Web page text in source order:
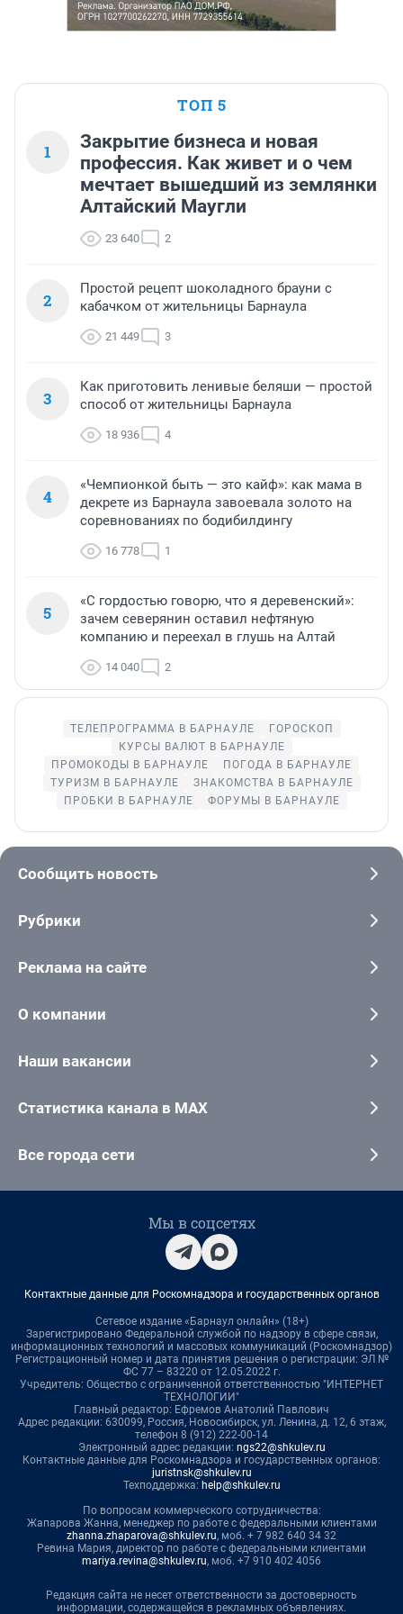
ТОП 5
1
Закрытие бизнеса и новая
профессия. Как живет и о чем
мечтает вышедший из землянки
Алтайский Маугли
23 640 2
2
Простой рецепт шоколадного брауни с
кабачком от жительницы Барнаула
21 449 3
3
Как приготовить ленивые беляши — простой
способ от жительницы Барнаула
18 936 4
4
«Чемпионкой быть — это кайф»: как мама в
декрете из Барнаула завоевала золото на
соревнованиях по бодибилдингу
16 778 1
5
«С гордостью говорю, что я деревенский»:
зачем северянин оставил нефтяную
компанию и переехал в глушь на Алтай
14 040 2
ТЕЛЕПРОГРАММА В БАРНАУЛЕ
ГОРОСКОП
КУРСЫ ВАЛЮТ В БАРНАУЛЕ
ПРОМОКОДЫ В БАРНАУЛЕ
ПОГОДА В БАРНАУЛЕ
ТУРИЗМ В БАРНАУЛЕ
ЗНАКОМСТВА В БАРНАУЛЕ
ПРОБКИ В БАРНАУЛЕ
ФОРУМЫ В БАРНАУЛЕ
Сообщить новость
Рубрики
Реклама на сайте
О компании
Наши вакансии
Статистика канала в MAX
Все города сети
Мы в соцсетях
Контактные данные для Роскомнадзора и государственных органов
Сетевое издание «Барнаул онлайн» (18+)
Зарегистрировано Федеральной службой по надзору в сфере связи,
информационных технологий и массовых коммуникаций (Роскомнадзор)
Регистрационный номер и дата принятия решения о регистрации: ЭЛ №
ФС 77 – 83220 от 12.05.2022 г.
Учредитель: Общество с ограниченной ответственностью "ИНТЕРНЕТ
ТЕХНОЛОГИИ"
Главный редактор: Ефремов Анатолий Павлович
Адрес редакции: 630099, Россия, Новосибирск, ул. Ленина, д. 12, 6 этаж,
телефон 8 (912) 222-00-14
Электронный адрес редакции: ngs22@shkulev.ru
Контактные данные для Роскомнадзора и государственных органов:
juristnsk@shkulev.ru
Техподдержка: help@shkulev.ru
По вопросам коммерческого сотрудничества:
Жапарова Жанна, менеджер по работе с федеральными клиентами
zhanna.zhaparova@shkulev.ru, моб. + 7 982 640 34 32
Ревина Мария, директор по работе с федеральными клиентами
mariya.revina@shkulev.ru, моб. +7 910 402 4056
Редакция сайта не несет ответственности за достоверность
информации, содержащейся в рекламных объявлениях.